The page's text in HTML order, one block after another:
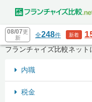
08/07更
新
全248件 新着
フランチャイズ比較ネット
内職
税金